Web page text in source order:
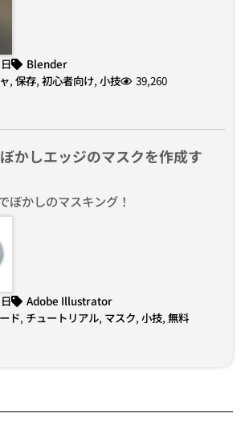
Blender
, 保存, 初心者向け, 小技 39,260
かしエッジのマスクを作成す
ぼかしのマスキング！
Adobe Illustrator
ド, チュートリアル, マスク, 小技, 無料